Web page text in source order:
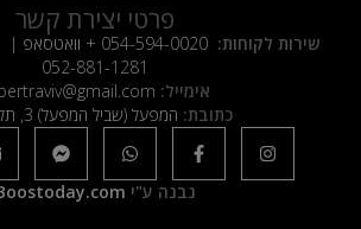
פרטי יצירת קשר
שירות לקוחות: 054-594-0020 + וואטסאפ |
052-881-1281
אימייל:
כתובת: המפעל (שביל המפעל) 3, תל אביב
נבנה ע"י